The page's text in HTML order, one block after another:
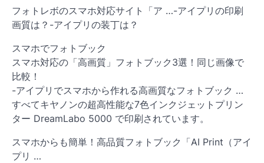
フォトレボのスマホ対応サイト「ア …-アイプリの印刷
画質は？-アイプリの装丁は？
スマホでフォトブック
スマホ対応の「高画質」フォトブック3選！同じ画像で
比較！
-アイプリでスマホから作れる高画質なフォトブック …
すべてキヤノンの超高性能な7色インクジェットプリン
ター DreamLabo 5000 で印刷されています。
スマホからも簡単！高品質フォトブック「AI Print（アイ
プリ …